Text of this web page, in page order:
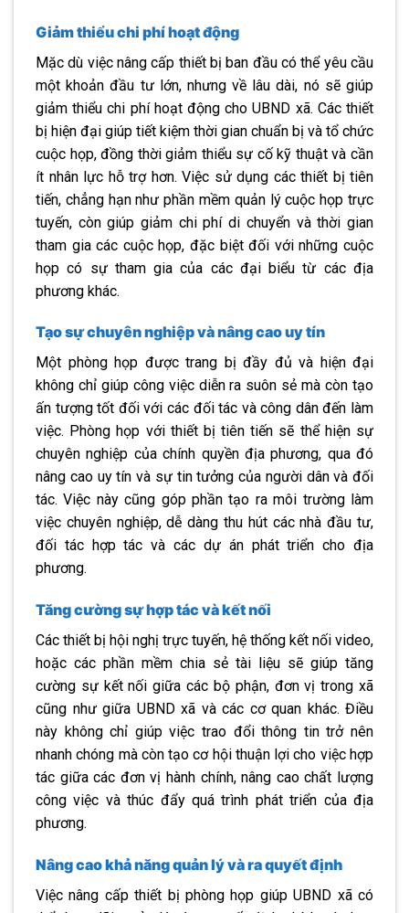
Giảm thiểu chi phí hoạt động
Mặc dù việc nâng cấp thiết bị ban đầu có thể yêu cầu
một khoản đầu tư lớn, nhưng về lâu dài, nó sẽ giúp
giảm thiểu chi phí hoạt động cho UBND xã. Các thiết
bị hiện đại giúp tiết kiệm thời gian chuẩn bị và tổ chức
cuộc họp, đồng thời giảm thiểu sự cố kỹ thuật và cần
ít nhân lực hỗ trợ hơn. Việc sử dụng các thiết bị tiên
tiến, chẳng hạn như phần mềm quản lý cuộc họp trực
tuyến, còn giúp giảm chi phí di chuyển và thời gian
tham gia các cuộc họp, đặc biệt đối với những cuộc
họp có sự tham gia của các đại biểu từ các địa
phương khác.
Tạo sự chuyên nghiệp và nâng cao uy tín
Một phòng họp được trang bị đầy đủ và hiện đại
không chỉ giúp công việc diễn ra suôn sẻ mà còn tạo
ấn tượng tốt đối với các đối tác và công dân đến làm
việc. Phòng họp với thiết bị tiên tiến sẽ thể hiện sự
chuyên nghiệp của chính quyền địa phương, qua đó
nâng cao uy tín và sự tin tưởng của người dân và đối
tác. Việc này cũng góp phần tạo ra môi trường làm
việc chuyên nghiệp, dễ dàng thu hút các nhà đầu tư,
đối tác hợp tác và các dự án phát triển cho địa
phương.
Tăng cường sự hợp tác và kết nối
Các thiết bị hội nghị trực tuyến, hệ thống kết nối video,
hoặc các phần mềm chia sẻ tài liệu sẽ giúp tăng
cường sự kết nối giữa các bộ phận, đơn vị trong xã
cũng như giữa UBND xã và các cơ quan khác. Điều
này không chỉ giúp việc trao đổi thông tin trở nên
nhanh chóng mà còn tạo cơ hội thuận lợi cho việc hợp
tác giữa các đơn vị hành chính, nâng cao chất lượng
công việc và thúc đẩy quá trình phát triển của địa
phương.
Nâng cao khả năng quản lý và ra quyết định
Việc nâng cấp thiết bị phòng họp giúp UBND xã có